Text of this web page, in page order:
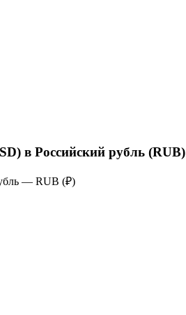
в Российский рубль (RUB)
— RUB (₽)